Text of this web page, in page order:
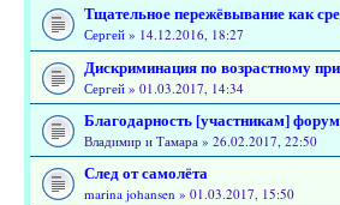
Тщательное пережёвывание как
Сергей » 14.12.2016, 18:27
Дискриминация по возрастному
Сергей » 01.03.2017, 14:34
Благодарность [участникам]
Владимир и Тамара » 26.02.2017, 22:50
След от самолёта
marina johansen » 01.03.2017, 15:50